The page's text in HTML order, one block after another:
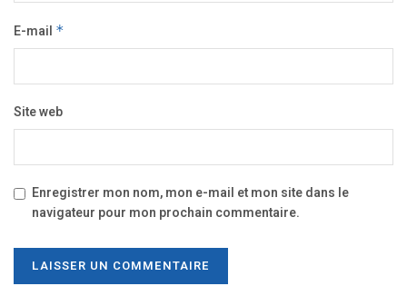
E-mail *
Site web
Enregistrer mon nom, mon e-mail et mon site dans le
navigateur pour mon prochain commentaire.